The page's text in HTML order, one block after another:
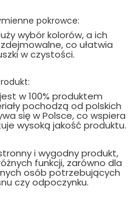
pokrowce:
wybór kolorów, a ich
co ułatwia
w czystości.
w 100% produktem
pochodzą od polskich
się w Polsce, co wspiera
wysoką jakość produktu.
i wygodny produkt,
funkcji, zarówno dla
osób potrzebujących
czy odpoczynku.